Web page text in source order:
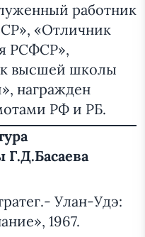
работник
«Отличник
РСФСР»,
высшей школы
награжден
РФ и РБ.
Улан-Удэ:
1967.